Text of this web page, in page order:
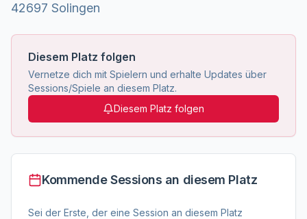
42697 Solingen
Diesem Platz folgen
Vernetze dich mit Spielern und erhalte Updates über
Sessions/Spiele an diesem Platz.
Diesem Platz folgen
Kommende Sessions an diesem Platz
Sei der Erste, der eine Session an diesem Platz